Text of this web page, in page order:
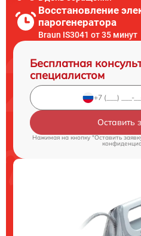
Восстановление
парогенератора
Braun IS3041 от 35 минут
Бесплатная
специалистом
Оставить
Нажимая на кнопку "Оставить